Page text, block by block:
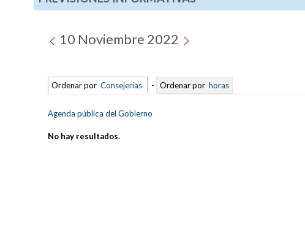
10 Noviembre 2022
Ordenar por Consejerías - Ordenar por horas
Agenda pública del Gobierno
No hay resultados.